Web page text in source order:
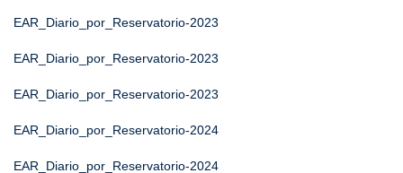
EAR_Diario_por_Reservatorio-2023
EAR_Diario_por_Reservatorio-2023
EAR_Diario_por_Reservatorio-2023
EAR_Diario_por_Reservatorio-2024
EAR_Diario_por_Reservatorio-2024